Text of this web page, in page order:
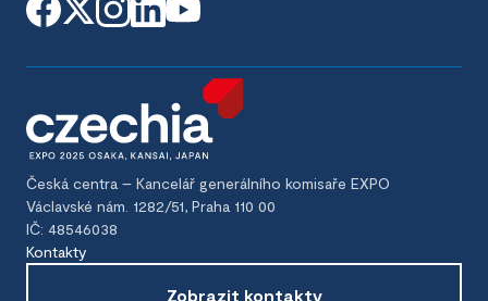
Česká centra – Kancelář generálního komisaře EXPO
Václavské nám. 1282/51, Praha 110 00
IČ: 48546038
Kontakty
Zobrazit kontakty